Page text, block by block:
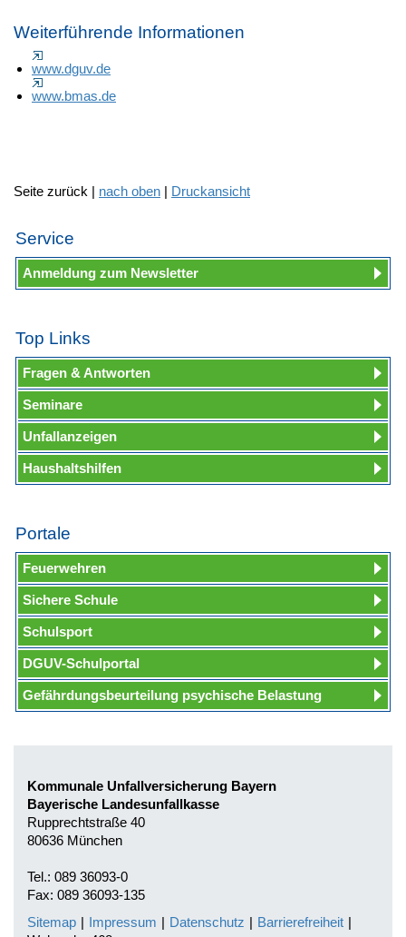
Weiterführende Informationen
www.dguv.de
www.bmas.de
Seite zurück | nach oben | Druckansicht
Service
Anmeldung zum Newsletter
Top Links
Fragen & Antworten
Seminare
Unfallanzeigen
Haushaltshilfen
Portale
Feuerwehren
Sichere Schule
Schulsport
DGUV-Schulportal
Gefährdungsbeurteilung psychische Belastung
Kommunale Unfallversicherung Bayern
Bayerische Landesunfallkasse
Rupprechtstraße 40
80636 München
Tel.: 089 36093-0
Fax: 089 36093-135
Sitemap | Impressum | Datenschutz | Barrierefreiheit |